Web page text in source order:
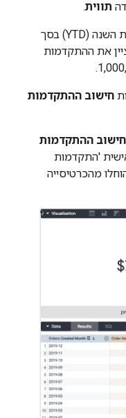
.
התוצאה הסופית היא ערך הרווח מתחילת השנה (YTD) בסך
את ההתקדמות
ההתקדמות
ההתקדמות
'התקדמות
מהכרטיסייה